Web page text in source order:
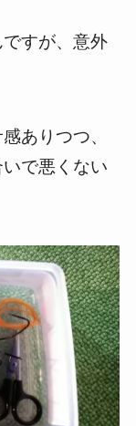
すが、意外
ありつつ、
で悪くない